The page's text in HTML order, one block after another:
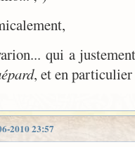
qui a
, et en
2010 23:57